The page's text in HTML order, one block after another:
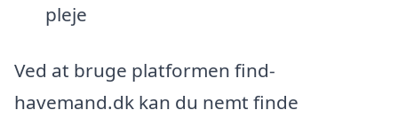
pleje
Ved at bruge platformen find-
havemand.dk kan du nemt finde